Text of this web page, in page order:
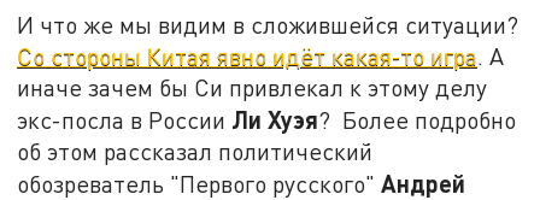
И что же мы видим в сложившейся ситуации?
Со стороны Китая явно идёт какая-то игра. А
иначе зачем бы Си привлекал к этому делу
экс-посла в России Ли Хуэя? Более подробно
об этом рассказал политический
обозреватель "Первого русского"Андрей